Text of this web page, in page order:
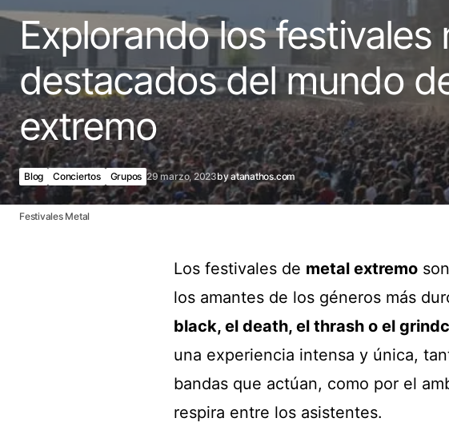
Explorando los festivales
destacados del mundo
extremo
Blog Conciertos Grupos 29 marzo, 2023byatanathos.com
Festivales Metal
Los festivales de metal extremo
los amantes de los géneros más
black, el death, el thrash o el
una experiencia intensa y única,
bandas que actúan, como por el
respira entre los asistentes.